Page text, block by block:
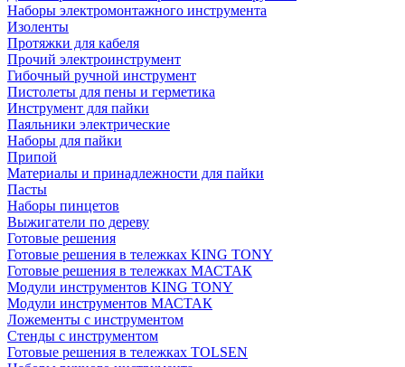
Наборы электромонтажного инструмента
Изоленты
Протяжки для кабеля
Прочий электроинструмент
Гибочный ручной инструмент
Пистолеты для пены и герметика
Инструмент для пайки
Паяльники электрические
Наборы для пайки
Припой
Материалы и принадлежности для пайки
Пасты
Наборы пинцетов
Выжигатели по дереву
Готовые решения
Готовые решения в тележках KING TONY
Готовые решения в тележках МАСТАК
Модули инструментов KING TONY
Модули инструментов МАСТАК
Ложементы с инструментом
Стенды с инструментом
Готовые решения в тележках TOLSEN